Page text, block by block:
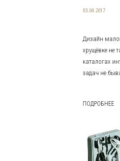
03.04.2017
Дизайн
хрущёвке не
каталогах
задач не
ПОДРОБНЕЕ